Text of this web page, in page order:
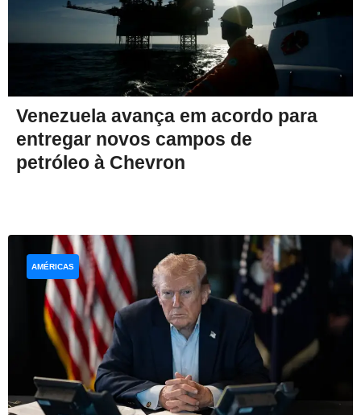
Venezuela avança em acordo para
entregar novos campos de
petróleo à Chevron
AMÉRICAS